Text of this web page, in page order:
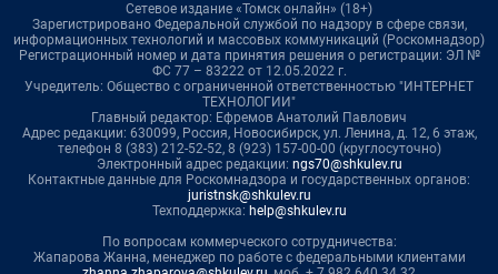
Сетевое издание «Томск онлайн» (18+)
Зарегистрировано Федеральной службой по надзору в сфере связи,
информационных технологий и массовых коммуникаций (Роскомнадзор)
Регистрационный номер и дата принятия решения о регистрации: ЭЛ №
ФС 77 – 83222 от 12.05.2022 г.
Учредитель: Общество с ограниченной ответственностью "ИНТЕРНЕТ
ТЕХНОЛОГИИ"
Главный редактор: Ефремов Анатолий Павлович
Адрес редакции: 630099, Россия, Новосибирск, ул. Ленина, д. 12, 6 этаж,
телефон 8 (383) 212-52-52, 8 (923) 157-00-00 (круглосуточно)
Электронный адрес редакции: ngs70@shkulev.ru
Контактные данные для Роскомнадзора и государственных органов:
juristnsk@shkulev.ru
Техподдержка: help@shkulev.ru
По вопросам коммерческого сотрудничества:
Жапарова Жанна, менеджер по работе с федеральными клиентами